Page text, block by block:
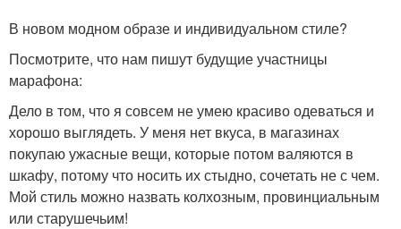
В новом модном образе и индивидуальном стиле?
Посмотрите, что нам пишут будущие участницы
марафона:
Дело в том, что я совсем не умею красиво одеваться и
хорошо выглядеть. У меня нет вкуса, в магазинах
покупаю ужасные вещи, которые потом валяются в
шкафу, потому что носить их стыдно, сочетать не с чем.
Мой стиль можно назвать колхозным, провинциальным
или старушечьим!